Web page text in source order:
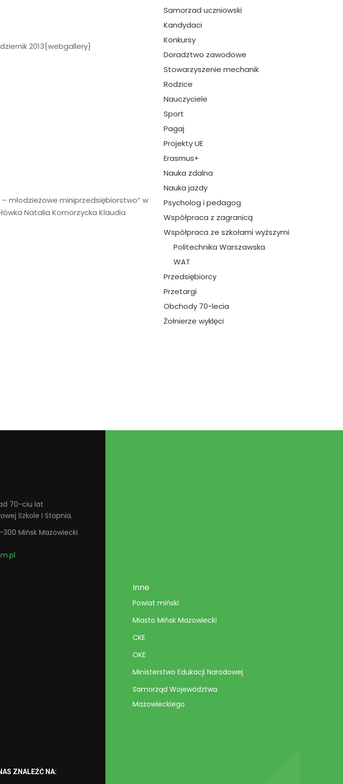
2013{webgallery}
młodzieżowe miniprzedsiębiorstwo” w
Natalia Komorzycka Klaudia
Samorzad uczniowski
Kandydaci
Konkursy
Doradztwo zawodowe
Stowarzyszenie mechanik
Rodzice
Nauczyciele
Sport
Pagaj
Projekty UE
Erasmus+
Nauka zdalna
Nauka jazdy
Psycholog i pedagog
Współpraca z zagranicą
Współpraca ze szkołami wyższymi
Politechnika Warszawska
WAT
Przedsiębiorcy
Przetargi
Obchody 70-lecia
Żołnierze wyklęci
70-ciu lat
Szkole I Stopnia.
300 Mińsk Mazowiecki
Inne
Powiat miński
Miasto Mińsk Mazowiecki
CKE
OKE
Ministerstwo Edukacji Narodowej
Samorząd Województwa
Mazowieckiego
ZNALEŹĆ NA: